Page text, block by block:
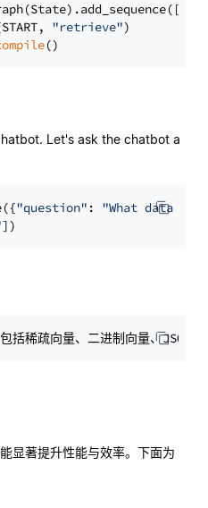
"retrieve")
Let's ask the chatbot a
"question" : "What data
显著提升性能与效率。下面为